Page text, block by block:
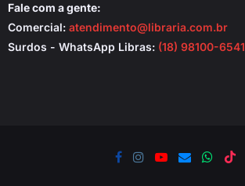
Fale com a gente:
Comercial: atendimento@libraria.com.br
Surdos - WhatsApp Libras: (18) 98100-6541